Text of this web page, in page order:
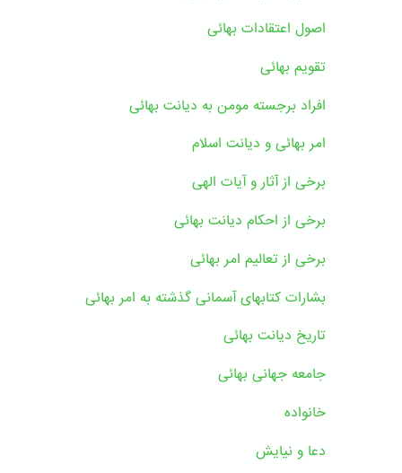
اصول اعتقادات بهائی
تقویم بهائی
افراد برجسته مومن به دیانت بهائی
امر بهائی و دیانت اسلام
برخی از آثار و آیات الهی
برخی از احکام دیانت بهائی
برخی از تعالیم امر بهائی
بشارات کتابهای آسمانی گذشته به امر بهائی
تاریخ دیانت بهائی
جامعه جهانی بهائی
خانواده
دعا و نیایش